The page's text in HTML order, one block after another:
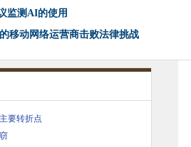
监测AI的使用
移动网络运营商击败法律挑战
要转折点